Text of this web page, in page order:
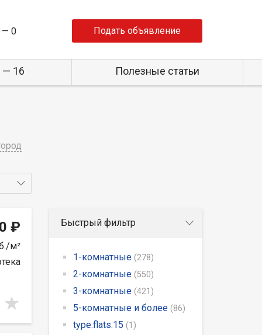
— 0 Подать объявление
— 16 Полезные статьи
₽
м²
Быстрый фильтр
1-комнатные (278)
2-комнатные (550)
3-комнатные (421)
5-комнатные и более (86)
type.flats.15 (1)